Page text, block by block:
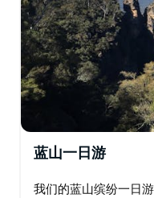
蓝山一日游
我们的蓝山缤纷一日